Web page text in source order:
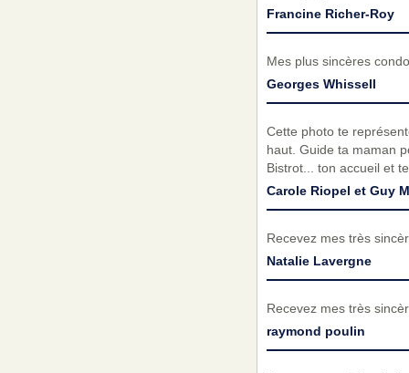
Francine Richer-Roy
Mes plus sincères
Georges Whissell
Cette photo te
haut. Guide ta maman
Bistrot... ton accueil et
Carole Riopel et Guy
Recevez mes très
Natalie Lavergne
Recevez mes très
raymond poulin